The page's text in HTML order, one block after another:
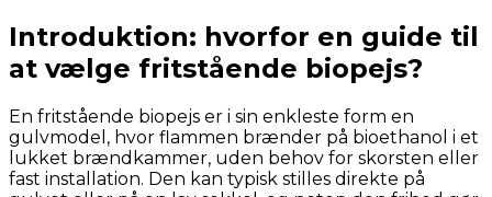
Introduktion: hvorfor en guide til
at vælge fritstående biopejs?
En fritstående biopejs er i sin enkleste form en
gulvmodel, hvor flammen brænder på bioethanol i et
lukket brændkammer, uden behov for skorsten eller
fast installation. Den kan typisk stilles direkte på